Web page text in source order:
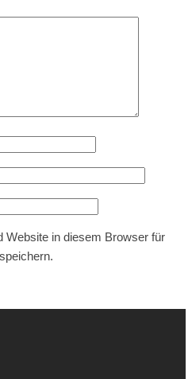
Website in diesem Browser für